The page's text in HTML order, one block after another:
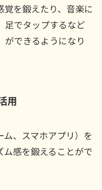
を鍛えたり、音楽に
足でタップするなど
ができるようになり
用
ム、スマホアプリ）を
感を鍛えることがで